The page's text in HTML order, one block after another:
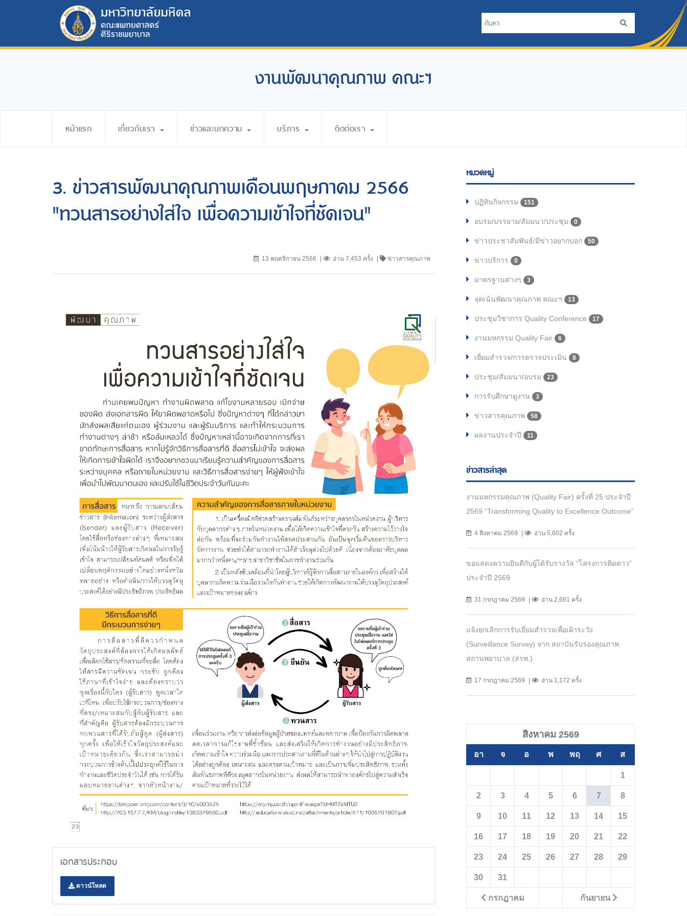
งานพัฒนาคุณภาพ คณะฯ
หน้าแรก เกี่ยวกับเรา ข่าวและบทความ บริการ ติดต่อเรา
3. ข่าวสารพัฒนาคุณภาพเดือนพฤษภาคม 2566
"ทวนสารอย่างใส่ใจ เพื่อความเข้าใจที่ชัดเจน"
13 พฤศจิกายน 2566 อ่าน 7,453 ครั้ง ข่าวสารคุณภาพ
เอกสารประกอบ
ดาวน์โหลด
หมวดหมู่
ปฏิทินกิจกรรม 151
อบรม/บรรยาย/สัมมนา/ประชุม 0
ข่าวประชาสัมพันธ์/มีข่าวอยากบอก 50
ข่าวบริการ 0
มาตรฐานต่างๆ 3
จุดเน้นพัฒนาคุณภาพ คณะฯ 13
ประชุมวิชาการ Quality Conference 17
งานมหกรรม Quality Fair 6
เยี่ยมสำรวจ/การตรวจประเมิน 8
ประชุม/สัมมนา/อบรม 23
การรับศึกษาดูงาน 3
ข่าวสารคุณภาพ 58
ผลงานประจำปี 11
ข่าวสารล่าสุด
งานมหกรรมคุณภาพ (Quality Fair) ครั้งที่ 25 ประจำปี
2569 “Transforming Quality to Excellence Outcome”
4 สิงหาคม 2569 อ่าน 5,602 ครั้ง
ขอแสดงความยินดีกับผู้ได้รับรางวัล “โครงการติดดาว”
ประจำปี 2569
31 กรกฎาคม 2569 อ่าน 2,661 ครั้ง
แจ้งยกเลิกการรับเยี่ยมสำรวจเพื่อเฝ้าระวัง
(Surveillance Survey) จาก สถาบันรับรองคุณภาพ
สถานพยาบาล (สรพ.)
17 กรกฎาคม 2569 อ่าน 1,172 ครั้ง
สิงหาคม 2569
อา จ อ พ พฤ ศ ส
กรกฎาคม กันยายน
1
2 3 4 5 6 7 8
9 10 11 12 13 14 15
16 17 18 19 20 21 22
23 24 25 26 27 28 29
30 31